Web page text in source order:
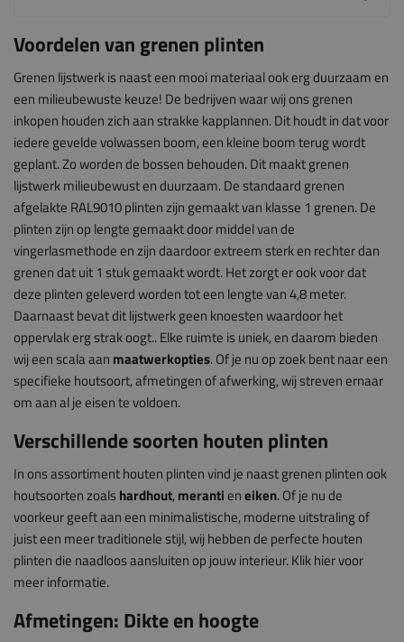
Voordelen van grenen plinten
Grenen lijstwerk is naast een mooi materiaal ook erg duurzaam en
een milieubewuste keuze! De bedrijven waar wij ons grenen
inkopen houden zich aan strakke kapplannen. Dit houdt in dat voor
iedere gevelde volwassen boom, een kleine boom terug wordt
geplant. Zo worden de bossen behouden. Dit maakt grenen
lijstwerk milieubewust en duurzaam. De standaard grenen
afgelakte RAL9010 plinten zijn gemaakt van klasse 1 grenen. De
plinten zijn op lengte gemaakt door middel van de
vingerlasmethode en zijn daardoor extreem sterk en rechter dan
grenen dat uit 1 stuk gemaakt wordt. Het zorgt er ook voor dat
deze plinten geleverd worden tot een lengte van 4,8 meter.
Daarnaast bevat dit lijstwerk geen knoesten waardoor het
oppervlak erg strak oogt.. Elke ruimte is uniek, en daarom bieden
wij een scala aan maatwerkopties. Of je nu op zoek bent naar een
specifieke houtsoort, afmetingen of afwerking, wij streven ernaar
om aan al je eisen te voldoen.
Verschillende soorten houten plinten
In ons assortiment houten plinten vind je naast grenen plinten ook
houtsoorten zoalshardhout,merantieneiken. Of je nu de
voorkeur geeft aan een minimalistische, moderne uitstraling of
juist een meer traditionele stijl, wij hebben de perfecte houten
plinten die naadloos aansluiten op jouw interieur. Klik hier voor
meer informatie.
Afmetingen: Dikte en hoogte